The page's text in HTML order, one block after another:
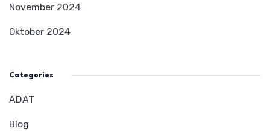
November 2024
Oktober 2024
Categories
ADAT
Blog